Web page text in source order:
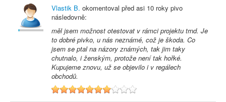
Vlastik B. okomentoval před asi 10 roky pivo
následovně:
měl jsem možnost otestovat v rámci projektu trnd. Je
to dobré pivko, u nás neznámé, což je škoda. Co
jsem se ptal na názory známých, tak jim taky
chutnalo, i ženským, protože není tak hořké.
Kupujeme znovu, už se objevilo i v regálech
obchodů.
7